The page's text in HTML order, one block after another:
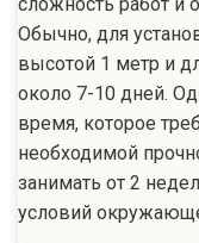
Обычно, для
высотой 1 метр и
около 7-10 дней.
время, которое
необходимой
занимать от 2
условий